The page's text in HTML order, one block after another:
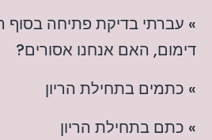
» עברתי בדיקת פתיחה בסוף
דימום, האם אנחנו אסורים?
» כתמים בתחילת הריון
» כתם בתחילת הריון